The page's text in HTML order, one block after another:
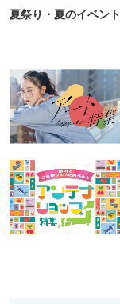
夏祭り・夏のイベン